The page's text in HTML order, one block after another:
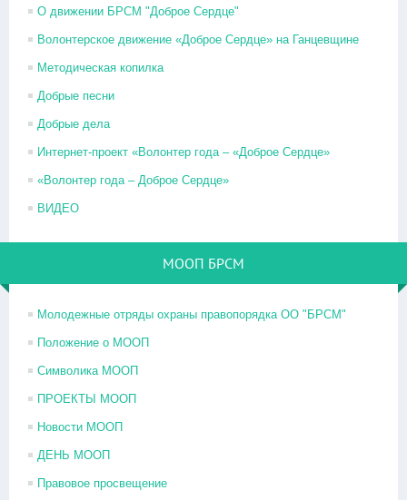
О движении БРСМ "Доброе Сердце"
Волонтерское движение «Доброе Сердце» на Ганцевщине
Методическая копилка
Добрые песни
Добрые дела
Интернет-проект «Волонтер года – «Доброе Сердце»
«Волонтер года – Доброе Сердце»
ВИДЕО
МООП БРСМ
Молодежные отряды охраны правопорядка ОО "БРСМ"
Положение о МООП
Символика МООП
ПРОЕКТЫ МООП
Новости МООП
ДЕНЬ МООП
Правовое просвещение